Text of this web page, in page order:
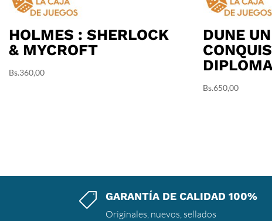
HOLMES : SHERLOCK
& MYCROFT
Bs.360,00
DUNE
Bs.650,00
 GARANTÍA DE CALIDAD 100%
Originales, nuevos, sellados